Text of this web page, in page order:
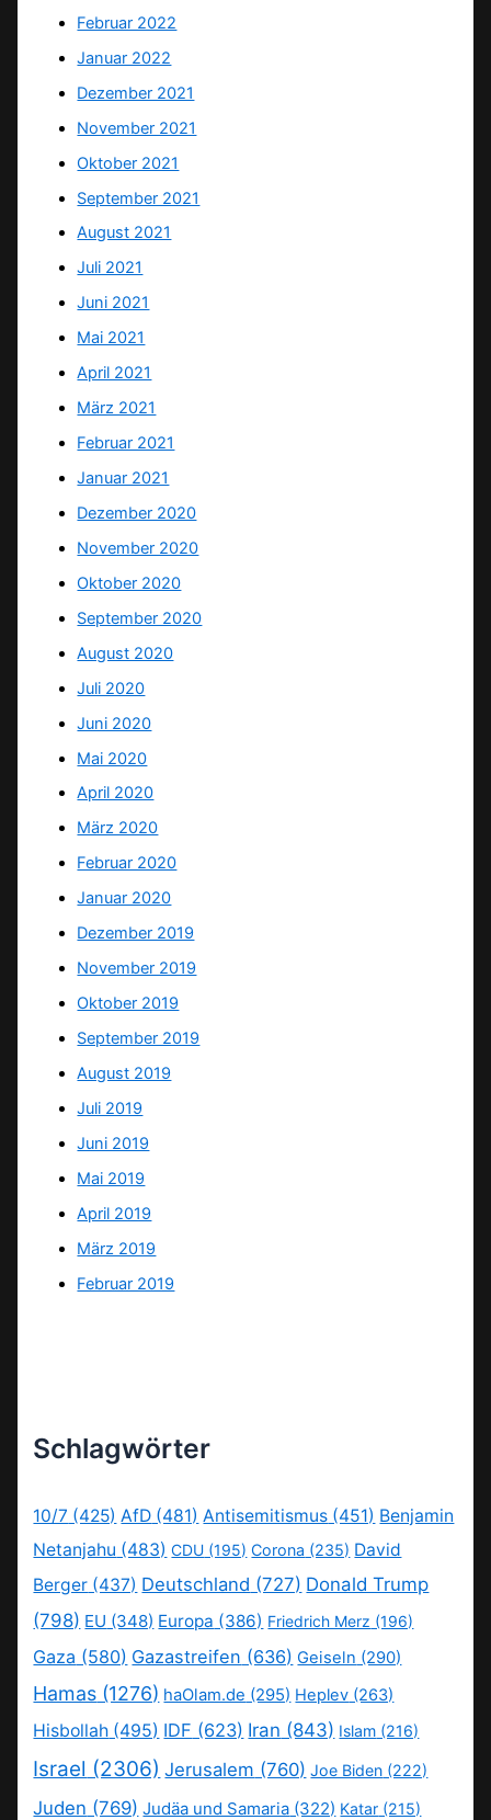
Februar 2022
Januar 2022
Dezember 2021
November 2021
Oktober 2021
September 2021
August 2021
Juli 2021
Juni 2021
Mai 2021
April 2021
März 2021
Februar 2021
Januar 2021
Dezember 2020
November 2020
Oktober 2020
September 2020
August 2020
Juli 2020
Juni 2020
Mai 2020
April 2020
März 2020
Februar 2020
Januar 2020
Dezember 2019
November 2019
Oktober 2019
September 2019
August 2019
Juli 2019
Juni 2019
Mai 2019
April 2019
März 2019
Februar 2019
Schlagwörter
10/7 (425) AfD (481) Antisemitismus (451) Benjamin
Netanjahu (483) CDU (195) Corona (235) David
Berger (437) Deutschland (727) Donald Trump
(798) EU (348) Europa (386) Friedrich Merz (196)
Gaza (580) Gazastreifen (636) Geiseln (290)
Hamas (1276) haOlam.de (295) Heplev (263)
Hisbollah (495) IDF (623) Iran (843) Islam (216)
Israel (2306) Jerusalem (760) Joe Biden (222)
Juden (769) Judäa und Samaria (322) Katar (215)